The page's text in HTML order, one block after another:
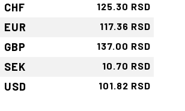
CHF 125.30 RSD
EUR 117.36 RSD
GBP 137.00 RSD
SEK 10.70 RSD
USD 101.82 RSD